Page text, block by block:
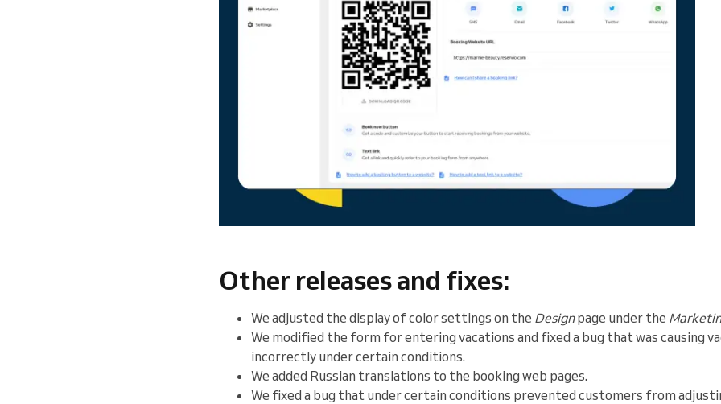
Other releases and fixes:
We adjusted the display of color settings on the Designpage under the
We modified the form for entering vacations and fixed a bug that was causing
incorrectly under certain conditions.
We added Russian translations to the booking web pages.
We fixed a bug that under certain conditions prevented customers from